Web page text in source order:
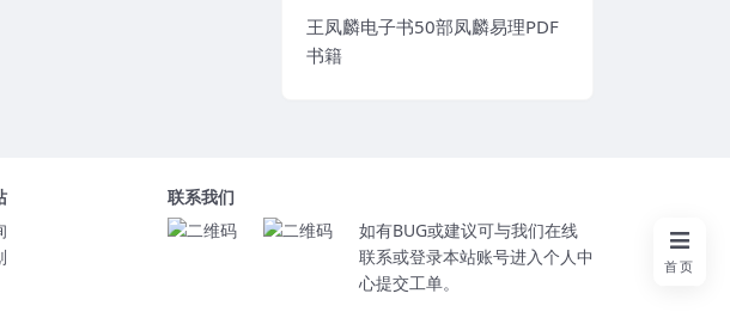
王凤麟电子书50部凤麟易理PDF
书籍
联系我们
如有BUG或建议可与我们在线
联系或登录本站账号进入个人中
心提交工单。
首页